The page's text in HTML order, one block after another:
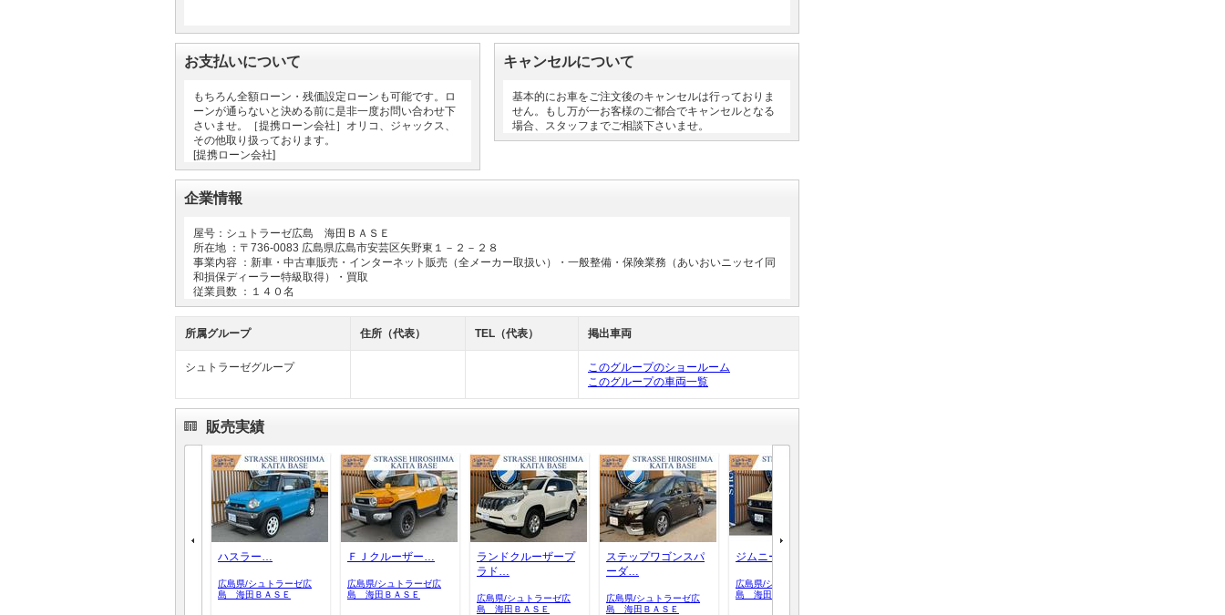
お支払いについて
もちろん全額ローン・残価設定ローンも可能です。ロ
ーンが通らないと決める前に是非一度お問い合わせ下
さいませ。［提携ローン会社］オリコ、ジャックス、
その他取り扱っております。
[提携ローン会社]
キャンセルについて
基本的にお車をご注文後のキャンセルは行っておりま
せん。もし万が一お客様のご都合でキャンセルとなる
場合、スタッフまでご相談下さいませ。
企業情報
屋号：シュトラーゼ広島 海田ＢＡＳＥ
所在地 ：〒 736-0083 広島県広島市安芸区矢野東１－２－２８
事業内容 ：新車・中古車販売・インターネット販売（全メーカー取扱い）・一般整備・保険業務（あいおいニッセイ同
和損保ディーラー特級取得）・買取
従業員数 ：１４０名
所属グループ 住所（代表） TEL（代表） 掲出車両
シュトラーゼグループ
このグループのショールーム
このグループの車両一覧
販売実績
ハスラー…
広島県/シュトラーゼ広
島 海田ＢＡＳＥ
ＦＪクルーザー…
広島県/シュトラーゼ広
島 海田ＢＡＳＥ
ランドクルーザープ
ラド…
広島県/シュトラーゼ広
島 海田ＢＡＳＥ
ステップワゴンスパ
ーダ…
広島県/シュトラーゼ広
島 海田ＢＡＳＥ
ジムニー…
広島県/シュトラーゼ広
島 海田ＢＡＳＥ